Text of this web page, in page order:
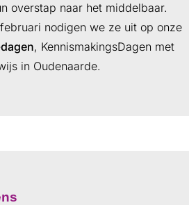
overstap naar het middelbaar.
nodigen we ze uit op onze
, KennismakingsDagen met
in Oudenaarde.